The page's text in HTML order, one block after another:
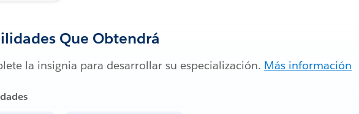
Que Obtendrá
la insignia para desarrollar su especialización. Más información